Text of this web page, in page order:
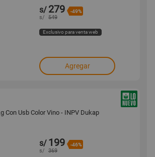
s/ 279 -49%
s/ 549
Exclusivo para venta web
Agregar
Con Usb Color Vino - INPV Dukap
s/ 199 -46%
s/ 369